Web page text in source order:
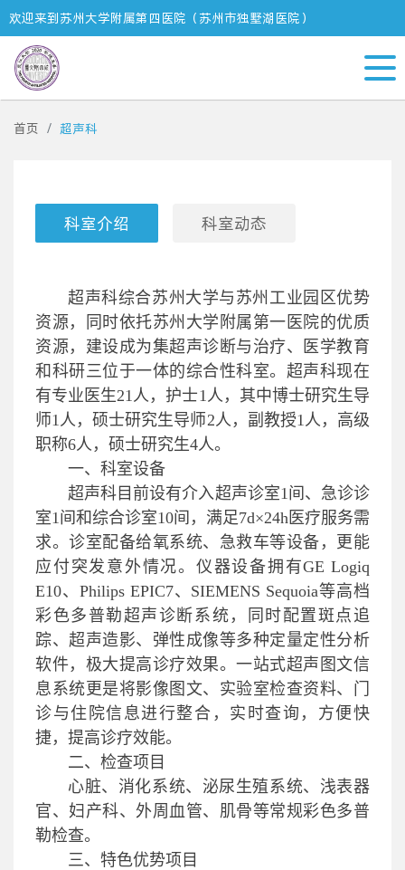
欢迎来到苏州大学附属第四医院（苏州市独墅湖医院）
首页 超声科
科室介绍 科室动态
超声科综合苏州大学与苏州工业园区优势
资源，同时依托苏州大学附属第一医院的优质
资源，建设成为集超声诊断与治疗、医学教育
和科研三位于一体的综合性科室。超声科现在
有专业医生21人，护士1人，其中博士研究生导
师1人，硕士研究生导师2人，副教授1人，高级
职称6人，硕士研究生4人。
一、科室设备
超声科目前设有介入超声诊室1间、急诊诊
室1间和综合诊室10间，满足7d×24h医疗服务需
求。诊室配备给氧系统、急救车等设备，更能
应付突发意外情况。仪器设备拥有GE Logiq
E10、 Philips EPIC7、 SIEMENS Sequoia等高档
彩色多普勒超声诊断系统，同时配置斑点追
踪、超声造影、弹性成像等多种定量定性分析
软件，极大提高诊疗效果。一站式超声图文信
息系统更是将影像图文、实验室检查资料、门
诊与住院信息进行整合，实时查询，方便快
捷，提高诊疗效能。
二、检查项目
心脏、消化系统、泌尿生殖系统、浅表器
官、妇产科、外周血管、肌骨等常规彩色多普
勒检查。
三、特色优势项目